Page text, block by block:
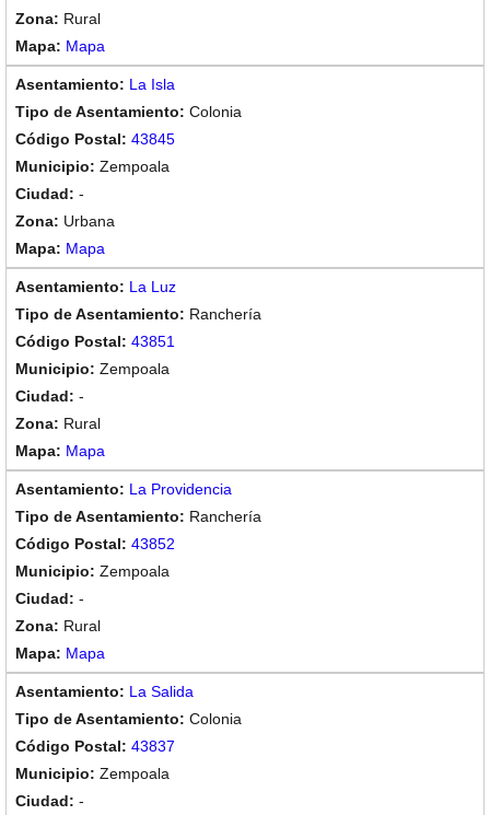
Rural
Mapa
La Isla
Colonia
43845
Zempoala
-
Urbana
Mapa
La Luz
Ranchería
43851
Zempoala
-
Rural
Mapa
La Providencia
Ranchería
43852
Zempoala
-
Rural
Mapa
La Salida
Colonia
43837
Zempoala
-